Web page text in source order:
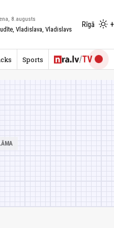
8.augusts
Vladislava, Vladislavs
Rīgā
Sports